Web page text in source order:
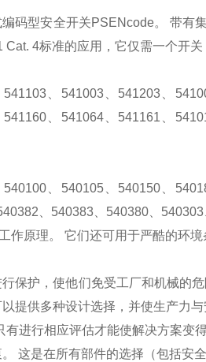
码型安全开关PSENcode。 带有
4标准的应用，它仅需一个开关
、541003、541203、
、541064、541161、
、540105、540150、
、540383、540380、
作原理。 它们还可用于严酷的环境
保护，使他们免受工厂和机械的
提供多种设计选择，并使生产力与
进行相应评估才能使解决方案变
这是在所有部件的选择（包括安